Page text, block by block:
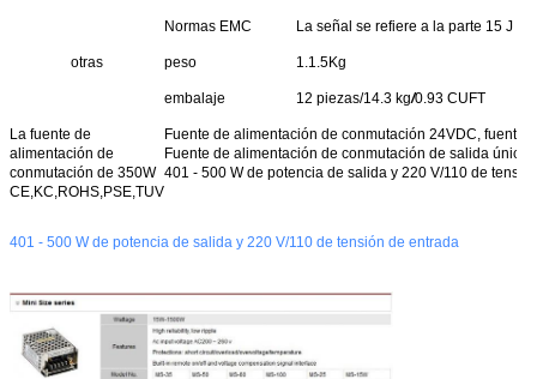
Normas EMC La señal se refiere a la parte 15 J
otras peso 1.1.5Kg
embalaje 12 piezas/14.3 kg/0.93 CUFT
La fuente de
alimentación de
conmutación de 350W
CE,KC,ROHS,PSE,TUV
Fuente de alimentación de conmutación 24VDC, fuente
Fuente de alimentación de conmutación de salida única
401 - 500 W de potencia de salida y 220 V/110 de
401 - 500 W de potencia de salida y 220 V/110 de tensión de entrada